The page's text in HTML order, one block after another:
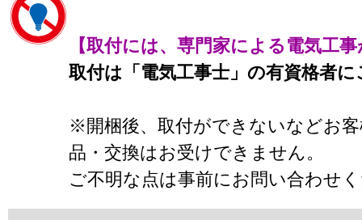
【取付には、専門家による電気工
取付は「電気工事士」の有資格者
※開梱後、取付ができないなどお
品・交換はお受けできません。
ご不明な点は事前にお問い合わせ